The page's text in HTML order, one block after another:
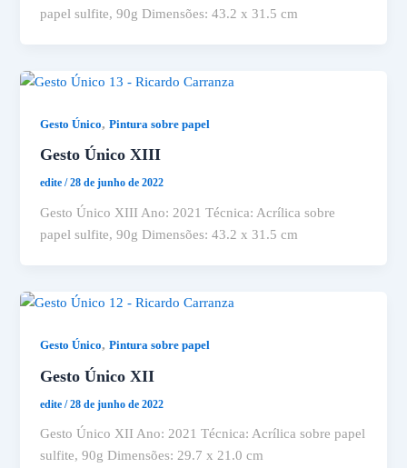
papel sulfite, 90g Dimensões: 43.2 x 31.5 cm
Gesto Único,Pintura sobre papel
Gesto Único XIII
edite/28 de junho de 2022
Gesto Único XIII Ano: 2021 Técnica: Acrílica sobre
papel sulfite, 90g Dimensões: 43.2 x 31.5 cm
Gesto Único,Pintura sobre papel
Gesto Único XII
edite/28 de junho de 2022
Gesto Único XII Ano: 2021 Técnica: Acrílica sobre papel
sulfite, 90g Dimensões: 29.7 x 21.0 cm